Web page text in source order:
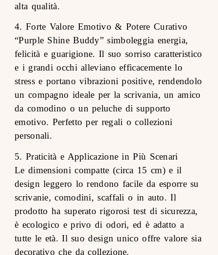
alta qualità.
4. Forte Valore Emotivo & Potere Curativo
“Purple Shine Buddy” simboleggia energia,
felicità e guarigione. Il suo sorriso caratteristico
e i grandi occhi alleviano efficacemente lo
stress e portano vibrazioni positive, rendendolo
un compagno ideale per la scrivania, un amico
da comodino o un peluche di supporto
emotivo. Perfetto per regali o collezioni
personali.
5. Praticità e Applicazione in Più Scenari
Le dimensioni compatte (circa 15 cm) e il
design leggero lo rendono facile da esporre su
scrivanie, comodini, scaffali o in auto. Il
prodotto ha superato rigorosi test di sicurezza,
è ecologico e privo di odori, ed è adatto a
tutte le età. Il suo design unico offre valore sia
decorativo che da collezione.